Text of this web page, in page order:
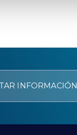
INFORMACIÓN